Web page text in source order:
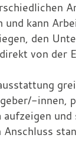
kann
den
von der
innen,